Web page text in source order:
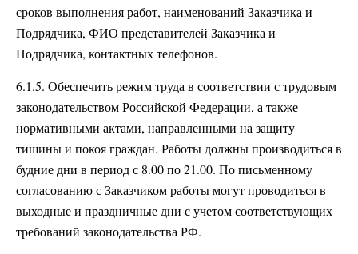
сроков выполнения работ, наименований Заказчика и
Подрядчика, ФИО представителей Заказчика и
Подрядчика, контактных телефонов.
6.1.5. Обеспечить режим труда в соответствии с трудовым
законодательством Российской Федерации, а также
нормативными актами, направленными на защиту
тишины и покоя граждан. Работы должны производиться в
будние дни в период с 8.00 по 21.00. По письменному
согласованию с Заказчиком работы могут проводиться в
выходные и праздничные дни с учетом соответствующих
требований законодательства РФ.